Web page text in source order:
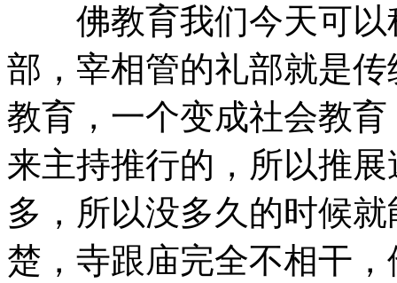
佛教育我们今天可以
部，宰相管的礼部就是
教育，一个变成社会教
来主持推行的，所以推
多，所以没多久的时候
楚，寺跟庙完全不相干